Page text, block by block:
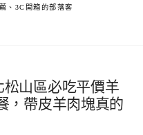
、3C開箱的部落客
山區必吃平價羊
，帶皮羊肉塊真的